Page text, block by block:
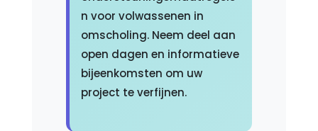
n voor volwassenen in
omscholing. Neem deel aan
open dagen en informatieve
bijeenkomsten om uw
project te verfijnen.